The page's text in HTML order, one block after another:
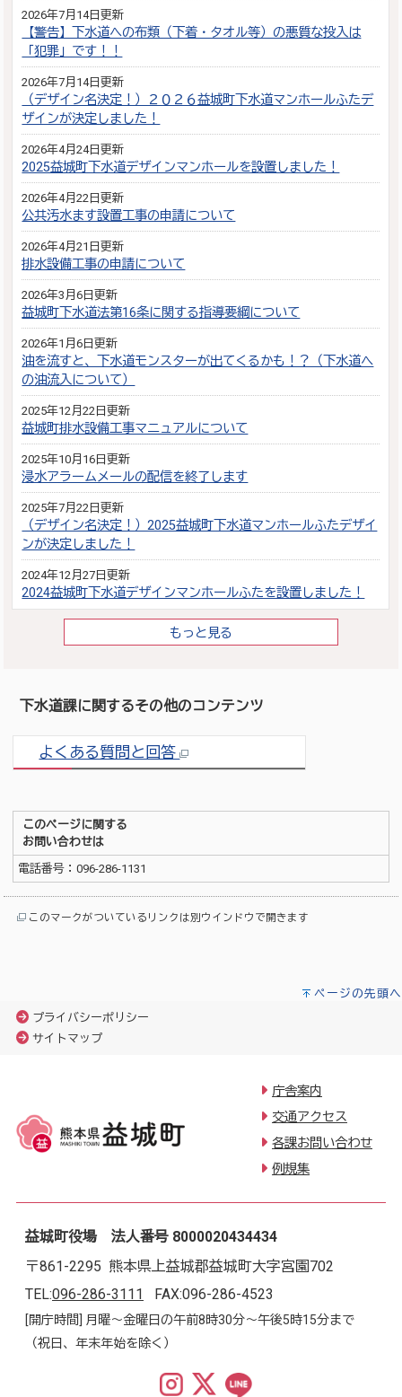
2026年7月14日更新
【警告】下水道への布類（下着・タオル等）の悪質な投入は
「犯罪」です！！
2026年7月14日更新
（デザイン名決定！）２０２６益城町下水道マンホールふたデ
ザインが決定しました！
2026年4月24日更新
2025益城町下水道デザインマンホールを設置しました！
2026年4月22日更新
公共汚水ます設置工事の申請について
2026年4月21日更新
排水設備工事の申請について
2026年3月6日更新
益城町下水道法第16条に関する指導要綱について
2026年1月6日更新
油を流すと、下水道モンスターが出てくるかも！？（下水道へ
の油流入について）
2025年12月22日更新
益城町排水設備工事マニュアルについて
2025年10月16日更新
浸水アラームメールの配信を終了します
2025年7月22日更新
（デザイン名決定！）2025益城町下水道マンホールふたデザイ
ンが決定しました！
2024年12月27日更新
2024益城町下水道デザインマンホールふたを設置しました！
もっと見る
下水道課に関するその他のコンテンツ
よくある質問と回答
このページに関する
お問い合わせは
電話番号：096-286-1131
このマークがついているリンクは別ウインドウで開きます
ページの先頭へ
プライバシーポリシー
サイトマップ
庁舎案内
交通アクセス
各課お問い合わせ
例規集
益城町役場 法人番号 8000020434434
〒861-2295 熊本県上益城郡益城町大字宮園702
TEL:096-286-3111 FAX:096-286-4523
[開庁時間] 月曜～金曜日の午前8時30分～午後5時15分まで
（祝日、年末年始を除く）